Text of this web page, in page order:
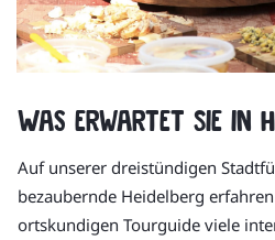
Was erwartet Sie in
Auf unserer dreistündigen
bezaubernde Heidelberg
ortskundigen Tourguide viele